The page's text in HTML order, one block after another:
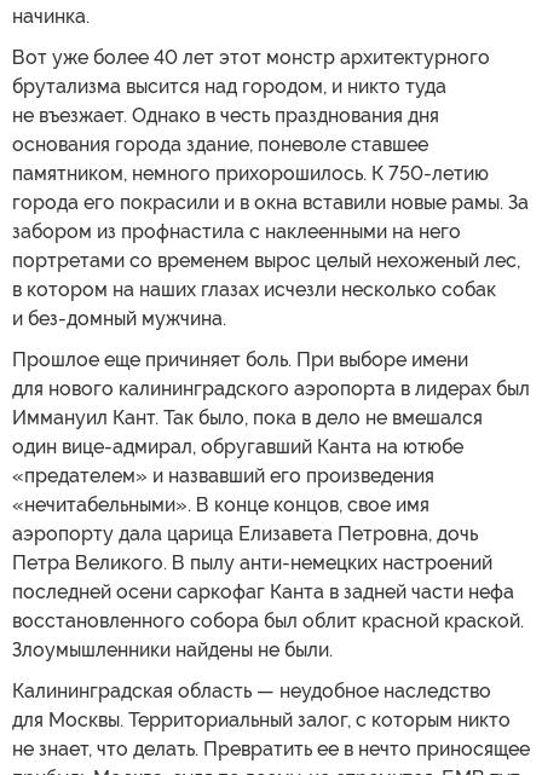
начинка.
Вот уже более 40 лет этот монстр архитектурного
брутализма высится над городом, и никто туда
не въезжает. Однако в честь празднования дня
основания города здание, поневоле ставшее
памятником, немного прихорошилось. К 750-летию
города его покрасили и в окна вставили новые рамы. За
забором из профнастила с наклеенными на него
портретами со временем вырос целый нехоженый лес,
в котором на наших глазах исчезли несколько собак
и без-домный мужчина.
Прошлое еще причиняет боль. При выборе имени
для нового калининградского аэропорта в лидерах был
Иммануил Кант. Так было, пока в дело не вмешался
один вице-адмирал, обругавший Канта на ютюбе
«предателем» и назвавший его произведения
«нечитабельными». В конце концов, свое имя
аэропорту дала царица Елизавета Петровна, дочь
Петра Великого. В пылу анти-немецких настроений
последней осени саркофаг Канта в задней части нефа
восстановленного собора был облит красной краской.
Злоумышленники найдены не были.
Калининградская область — неудобное наследство
для Москвы. Территориальный залог, с которым никто
не знает, что делать. Превратить ее в нечто приносящее